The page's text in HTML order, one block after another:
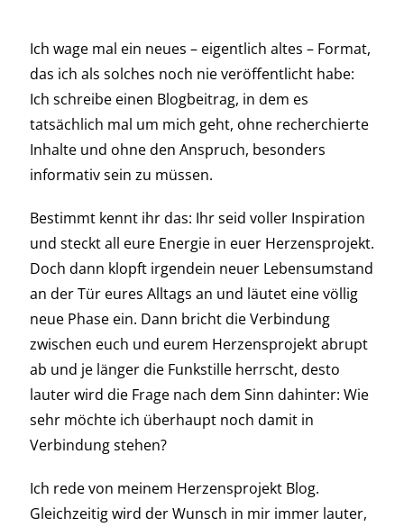
Kontakt
Ich wage mal ein neues – eigentlich altes – Format,
das ich als solches noch nie veröffentlicht habe:
Ich schreibe einen Blogbeitrag, in dem es
tatsächlich mal um mich geht, ohne recherchierte
Inhalte und ohne den Anspruch, besonders
informativ sein zu müssen.
Bestimmt kennt ihr das: Ihr seid voller Inspiration
und steckt all eure Energie in euer Herzensprojekt.
Doch dann klopft irgendein neuer Lebensumstand
an der Tür eures Alltags an und läutet eine völlig
neue Phase ein. Dann bricht die Verbindung
zwischen euch und eurem Herzensprojekt abrupt
ab und je länger die Funkstille herrscht, desto
lauter wird die Frage nach dem Sinn dahinter: Wie
sehr möchte ich überhaupt noch damit in
Verbindung stehen?
Ich rede von meinem Herzensprojekt Blog.
Gleichzeitig wird der Wunsch in mir immer lauter,